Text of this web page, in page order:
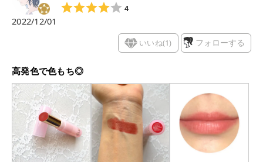
4
2022/12/01
いいね(1) フォローする
高発色で色もち◎